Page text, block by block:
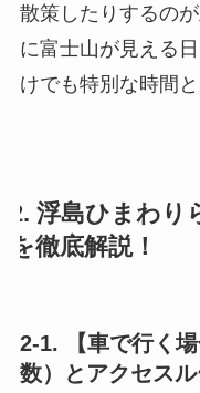
散策したりするの
に富士山が見える
けでも特別な時間と
2. 浮島ひまわ
を徹底解説！
2-1. 【車で行く
数）とアクセスル